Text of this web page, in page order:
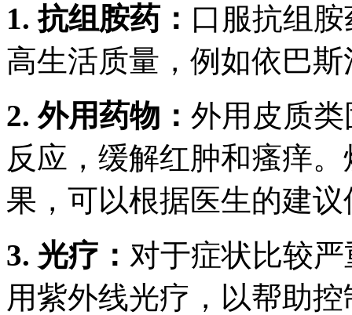
1. 抗组胺药： 口服抗组
高生活质量，例如依巴斯
2. 外用药物： 外用皮质
反应，缓解红肿和瘙痒
果，可以根据医生的建议
3. 光疗： 对于症状比较
用紫外线光疗，以帮助